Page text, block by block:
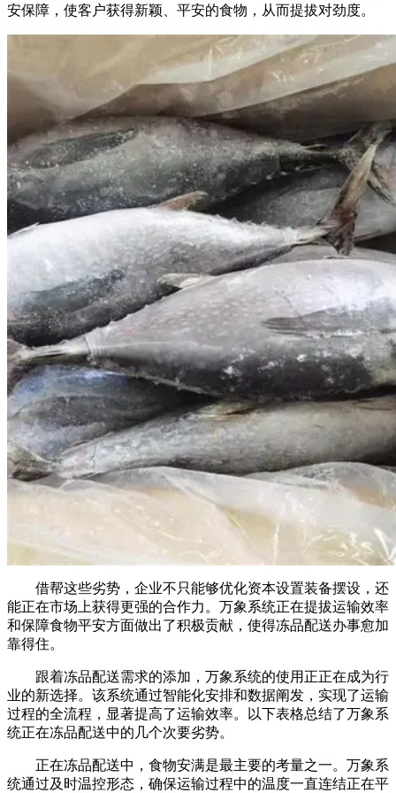
安保障，使客户获得新颖、平安的食物，从而提拔对劲度。
借帮这些劣势，企业不只能够优化资本设置装备摆设，还
能正在市场上获得更强的合作力。万象系统正在提拔运输效率
和保障食物平安方面做出了积极贡献，使得冻品配送办事愈加
靠得住。
跟着冻品配送需求的添加，万象系统的使用正正在成为行
业的新选择。该系统通过智能化安排和数据阐发，实现了运输
过程的全流程，显著提高了运输效率。以下表格总结了万象系
统正在冻品配送中的几个次要劣势。
正在冻品配送中，食物安满是最主要的考量之一。万象系
统通过及时温控形态，确保运输过程中的温度一直连结正在平